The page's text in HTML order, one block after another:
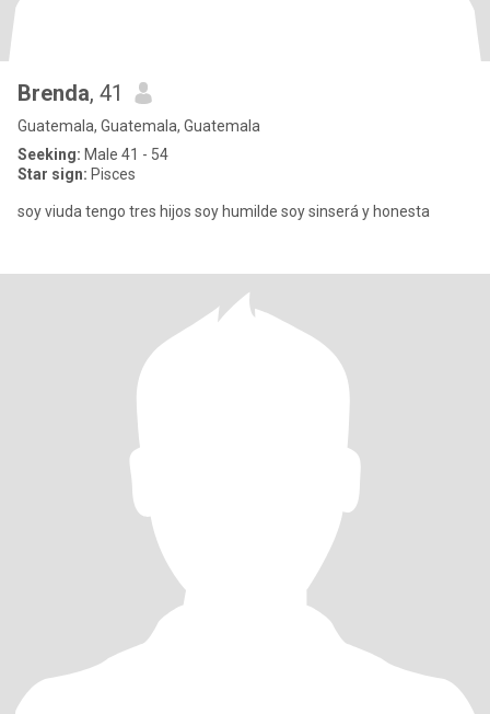
Brenda, 41
Guatemala, Guatemala, Guatemala
Seeking: Male 41 - 54
Star sign: Pisces
soy viuda tengo tres hijos soy humilde soy sinserá y honesta